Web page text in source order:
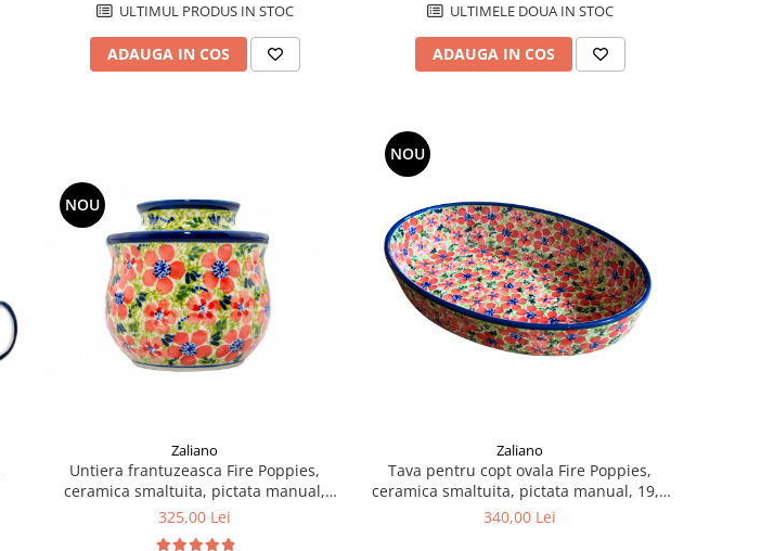
ULTIMUL PRODUS IN STOC
ADAUGA IN COS
ULTIMELE DOUA IN STOC
ADAUGA IN COS
NOU
Zaliano
Untiera frantuzeasca Fire Poppies,
ceramica smaltuita, pictata manual,
11,0x11,0 cm
325,00 Lei
NOU
Zaliano
Tava pentru copt ovala Fire Poppies,
ceramica smaltuita, pictata manual, 19,0
x 27,5 cm, volum 1,4 L
340,00 Lei